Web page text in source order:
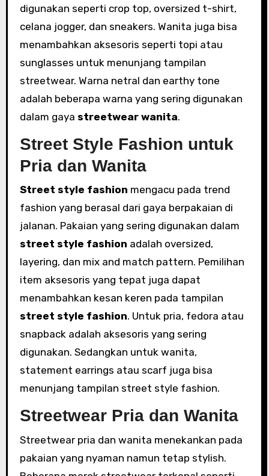
digunakan seperti crop top, oversized t-shirt,
celana jogger, dan sneakers. Wanita juga bisa
menambahkan aksesoris seperti topi atau
sunglasses untuk menunjang tampilan
streetwear. Warna netral dan earthy tone
adalah beberapa warna yang sering digunakan
dalam gaya streetwear wanita.
Street Style Fashion untuk
Pria dan Wanita
Street style fashion mengacu pada trend
fashion yang berasal dari gaya berpakaian di
jalanan. Pakaian yang sering digunakan dalam
street style fashion adalah oversized,
layering, dan mix and match pattern. Pemilihan
item aksesoris yang tepat juga dapat
menambahkan kesan keren pada tampilan
street style fashion. Untuk pria, fedora atau
snapback adalah aksesoris yang sering
digunakan. Sedangkan untuk wanita,
statement earrings atau scarf juga bisa
menunjang tampilan street style fashion.
Streetwear Pria dan Wanita
Streetwear pria dan wanita menekankan pada
pakaian yang nyaman namun tetap stylish.